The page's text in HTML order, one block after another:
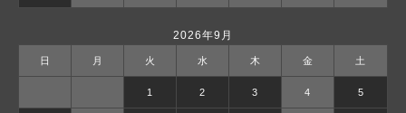
2026年9月
日 月 火 水 木 金 土
1 2 3 4 5